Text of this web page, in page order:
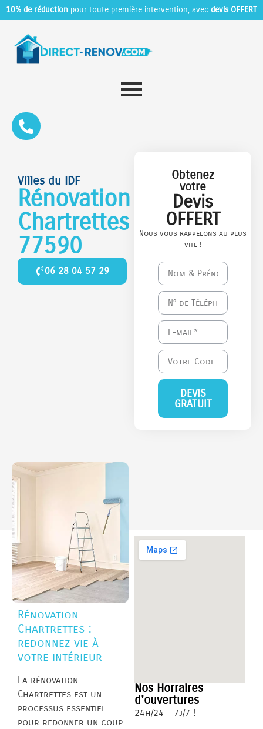
10% de réduction pour toute première intervention, avec devis OFFERT
Villes du IDF
Rénovation
Chartrettes
77590
06 28 04 57 29
Obtenez
votre
Devis
OFFERT
Nous vous rappelons au plus
vite !
DEVIS
GRATUIT
Rénovation
Chartrettes :
redonnez vie à
votre intérieur
La rénovation
Chartrettes est un
processus essentiel
pour redonner un coup
Nos Horraires
d'ouvertures
24h/24 - 7j/7 !